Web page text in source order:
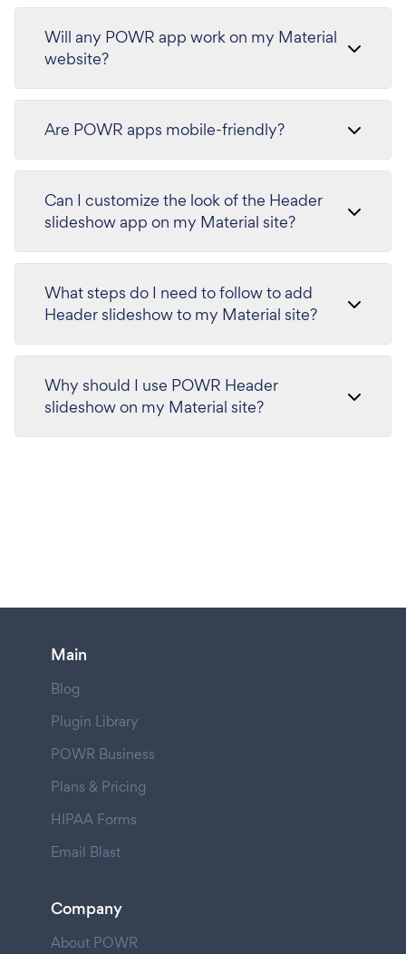
Will any POWR app work on my Material
website?
Are POWR apps mobile-friendly?
Can I customize the look of the Header
slideshow app on my Material site?
What steps do I need to follow to add
Header slideshow to my Material site?
Why should I use POWR Header
slideshow on my Material site?
Main
Blog
Plugin Library
POWR Business
Plans & Pricing
HIPAA Forms
Email Blast
Company
About POWR